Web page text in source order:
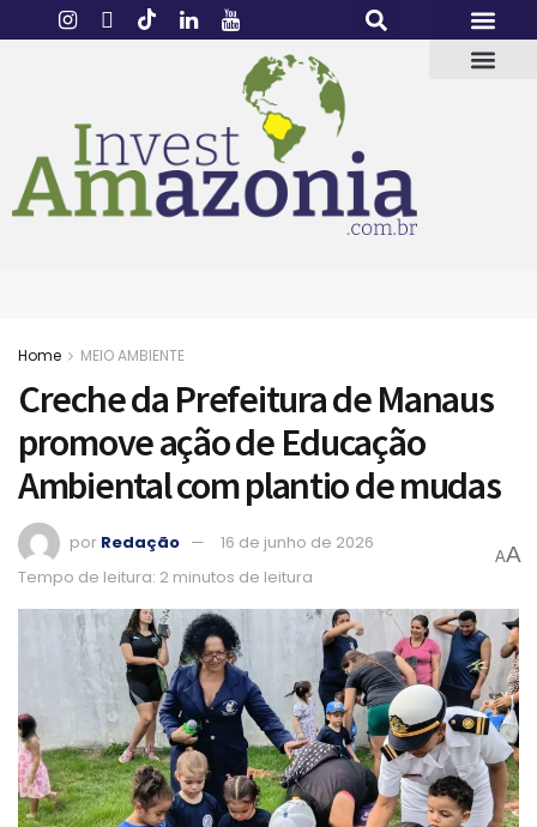
Home MEIO AMBIENTE
Creche da Prefeitura de Manaus
promove ação de Educação
Ambiental com plantio de mudas
por Redação
16 de junho de 2026
Tempo de leitura: 2 minutos de leitura
AA